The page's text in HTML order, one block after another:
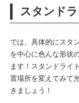
スタンド
では、具体的にスタ
を中心に色んな形状
ます！スタンドライ
置場所を変えてみて
きましょう！